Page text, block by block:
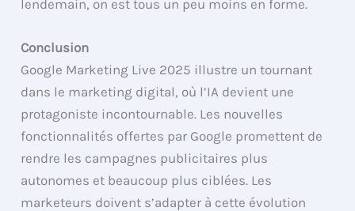
lendemain, on est tous un peu moins en forme.
Conclusion
Google Marketing Live 2025 illustre un tournant
dans le marketing digital, où l’IA devient une
protagoniste incontournable. Les nouvelles
fonctionnalités offertes par Google promettent de
rendre les campagnes publicitaires plus
autonomes et beaucoup plus ciblées. Les
marketeurs doivent s’adapter à cette évolution